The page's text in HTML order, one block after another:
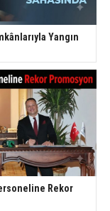
Yangın
Rekor